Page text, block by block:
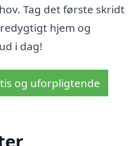
Tag det første skridt
hjem og
i dag!
og uforpligtende